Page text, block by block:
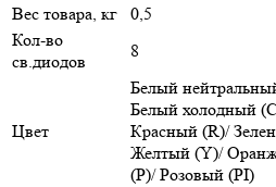
Вес товара, кг
0,5
Кол-во
св.диодов
8
Цвет
Белый
Белый холодный
Красный (R)/
Желтый (Y)/
(P)/ Розовый (PI)